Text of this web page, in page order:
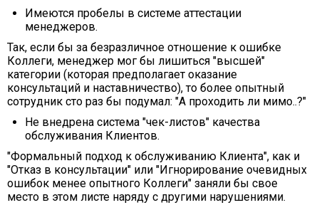
Имеются пробелы в системе аттестации
менеджеров.
Так, если бы за безразличное отношение к ошибке
Коллеги, менеджер мог бы лишиться "высшей"
категории (которая предполагает оказание
консультаций и наставничество), то более опытный
сотрудник сто раз бы подумал: "А проходить ли мимо..?"
Не внедрена система "чек-листов" качества
обслуживания Клиентов.
"Формальный подход к обслуживанию Клиента", как и
"Отказ в консультации" или "Игнорирование очевидных
ошибок менее опытного Коллеги" заняли бы свое
место в этом листе наряду с другими нарушениями.